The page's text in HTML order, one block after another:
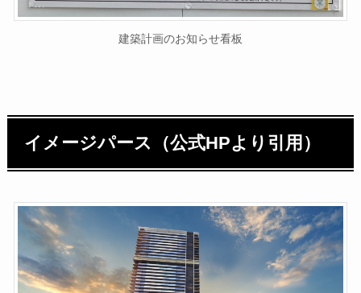
建築計画のお知らせ看板
イメージパース（公式HPより引用）